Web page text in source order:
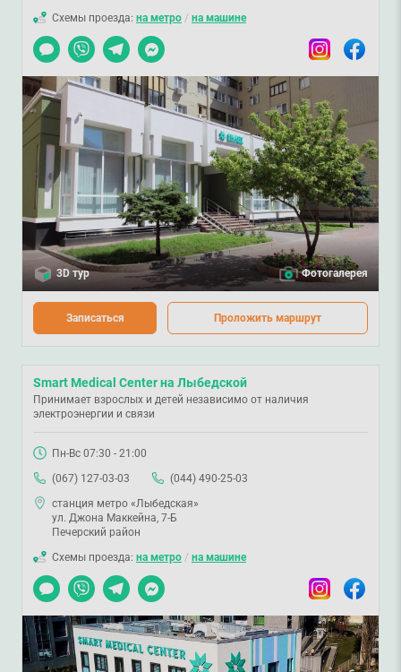
Схемы проезда: на метро / на машине
Чат
Viber TelegramMessenger InstagramFacebook
3D тур Фотогалерея
Записаться Проложить маршрут
Smart Medical Center на Лыбедской
Принимает взрослых и детей независимо от наличия
электроэнергии и связи
Пн-Вс 07:30 - 21:00
(067) 127-03-03
(044) 490-25-03
станция метро «Лыбедская»
ул. Джона Маккейна, 7-Б
Печерский район
Схемы проезда: на метро / на машине
Чат
Viber TelegramMessenger InstagramFacebook